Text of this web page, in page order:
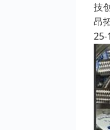
技
昂
25-